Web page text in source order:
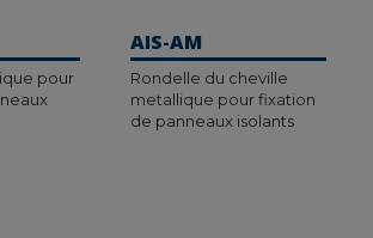
pour
AIS-AM
Rondelle du cheville
metallique pour fixation
de panneaux isolants